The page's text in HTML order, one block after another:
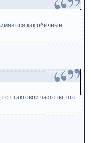
как обычные
тактовой частоты, что